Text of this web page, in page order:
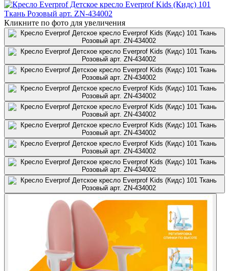
Кликните по фото для увеличения